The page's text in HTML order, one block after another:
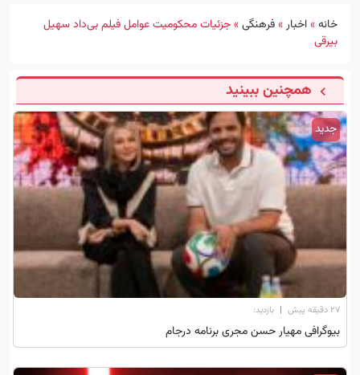
خانه»اخبار»فرهنگی»جزئیات محکومیت عوامل فیلم بی‌داد سهیل
بیرقی
همچنین ببینید
جدید
۲۷ دقیقه پیش | بازدید:
بیوگرافی مهیار حسن مجری برنامه درجام